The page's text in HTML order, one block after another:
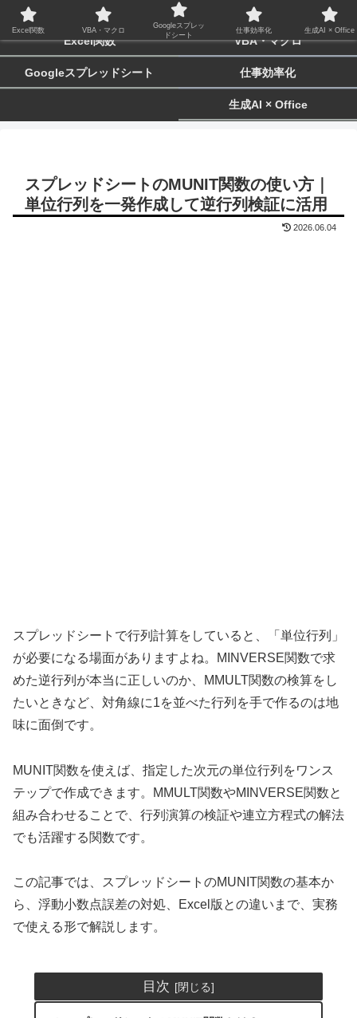
biz-tactics
Excel関数 VBA・マクロ
Googleスプレッドシート 仕事効率化
生成AI × Office
スプレッドシートのMUNIT関数の使い方｜
単位行列を一発作成して逆行列検証に活用
2026.06.04
スプレッドシートで行列計算をしていると、「単位行列」
が必要になる場面がありますよね。MINVERSE関数で求
めた逆行列が本当に正しいのか、MMULT関数の検算をし
たいときなど、対角線に1を並べた行列を手で作るのは地
味に面倒です。
MUNIT関数を使えば、指定した次元の単位行列をワンス
テップで作成できます。MMULT関数やMINVERSE関数と
組み合わせることで、行列演算の検証や連立方程式の解法
でも活躍する関数です。
この記事では、スプレッドシートのMUNIT関数の基本か
ら、浮動小数点誤差の対処、Excel版との違いまで、実務
で使える形で解説します。
目次
Excel関数 VBA・マクロ
Googleスプレッ
ドシート
仕事効率化 生成AI × Office